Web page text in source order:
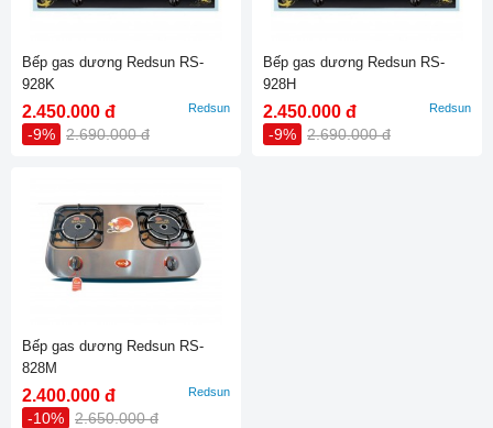
Bếp gas dương Redsun RS-
928K
2.450.000 đ
-9% 2.690.000 đ
Redsun
Bếp gas dương Redsun RS-
928H
2.450.000 đ
-9% 2.690.000 đ
Redsun
Bếp gas dương Redsun RS-
828M
2.400.000 đ
-10% 2.650.000 đ
Redsun